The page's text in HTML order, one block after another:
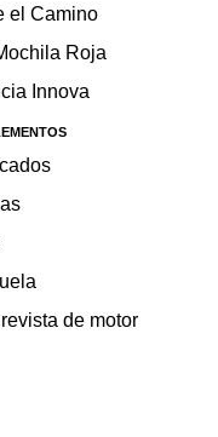
el Camino
Roja
Innova
de motor